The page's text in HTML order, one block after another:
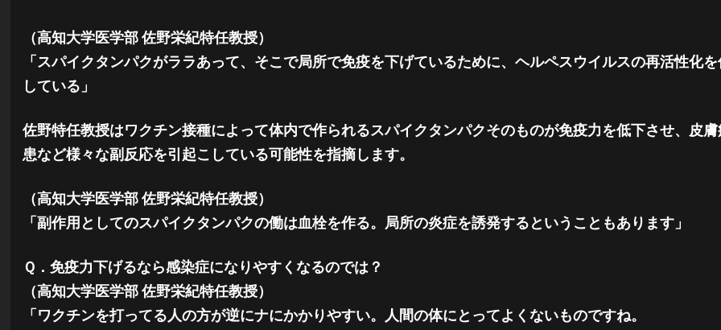
（高知大学医学部 佐野栄紀特任教授）
「スパイクタンパクがララあって、そこで局所で免疫を下げているために、ヘルペスウイルスの再活性化
している」
佐野特任教授はワクチン接種によって体内で作られるスパイクタンパクそのものが免疫力を低下させ、皮
患など様々な副反応を引起こしている可能性を指摘します。
（高知大学医学部 佐野栄紀特任教授）
「副作用としてのスパイクタンパクの働は血栓を作る。局所の炎症を誘発するということもあります」
Ｑ．免疫力下げるなら感染症になりやすくなるのでは？
（高知大学医学部 佐野栄紀特任教授）
「ワクチンを打ってる人の方が逆にナにかかりやすい。人間の体にとってよくないものですね。